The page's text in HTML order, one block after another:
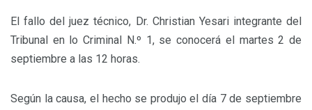
El fallo del juez técnico, Dr. Christian Yesari integrante del
Tribunal en lo Criminal N.º 1, se conocerá el martes 2 de
septiembre a las 12 horas.
Según la causa, el hecho se produjo el día 7 de septiembre